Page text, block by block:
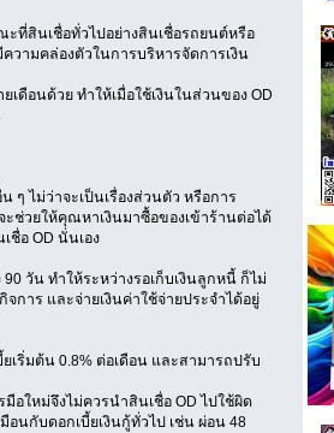
ที่สินเชื่อทั่วไปอย่างสินเชื่อรถยนต์หรือ
วามคล่องตัวในการบริหารจัดการเงิน
ดือนด้วย ทำให้เมื่อใช้เงินในส่วนของ OD
ๆ ไม่ว่าจะเป็นเรื่องส่วนตัว หรือการ
ช่วยให้คุณหาเงินมาซื้อของเข้าร้านต่อได้
ชื่อ OD นั่นเอง
วัน ทำให้ระหว่างรอเก็บเงินลูกหนี้ ก็ไม่
การ และจ่ายเงินค่าใช้จ่ายประจำได้อยู่
เริ่มต้น 0.8% ต่อเดือน และสามารถปรับ
อใหม่จึงไม่ควรนำสินเชื่อ OD ไปใช้ผิด
นกับดอกเบี้ยเงินกู้ทั่วไป เช่น ผ่อน 48